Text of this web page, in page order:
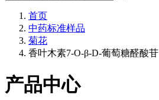
首页
中药标准样品
菊花
香叶木素7-O-β-D-葡萄糖醛酸苷
产品中心